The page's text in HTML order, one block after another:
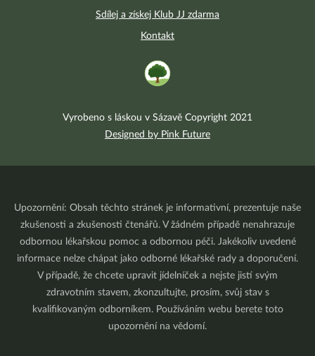
Sdílej a získej Klub JJ zdarma
Kontakt
Vyrobeno s láskou v Sázavě Copyright 2021
Designed by Pink Future
Upozornění: Obsah těchto stránek je informativní, prezentuje naše
zkušenosti a zkušenosti čtenářů. V žádném případě nenahrazuje
odbornou lékařskou pomoc a odbornou péči. Jakékoliv uvedené
informace nelze chápat jako odborné lékařské rady a doporučení.
V případě, že chcete upravit jídelníček a nejste jistí svým
zdravotním stavem, zkonzultujte, prosím, svůj stav s
kvalifikovaným odborníkem. Používáním webu berete toto
upozornění na vědomí.